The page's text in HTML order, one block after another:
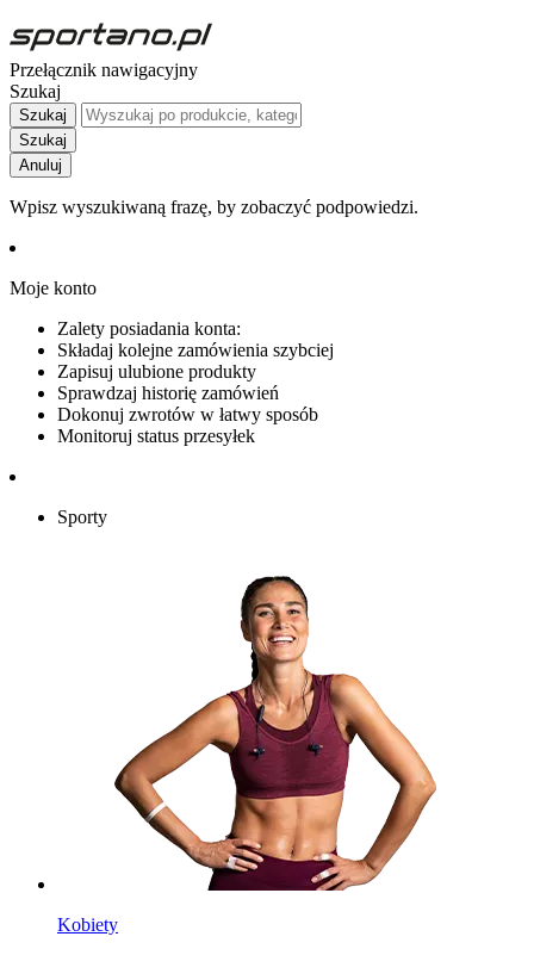
Przełącznik nawigacyjny
Szukaj
Szukaj
Szukaj
Anuluj
Wpisz wyszukiwaną frazę, by zobaczyć podpowiedzi.
Moje konto
Zalety posiadania konta:
Składaj kolejne zamówienia szybciej
Zapisuj ulubione produkty
Sprawdzaj historię zamówień
Dokonuj zwrotów w łatwy sposób
Monitoruj status przesyłek
Sporty
Kobiety